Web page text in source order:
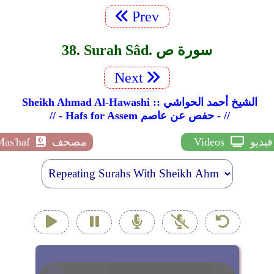
Prev
38. Surah Sâd. سورة ص
Next
Sheikh Ahmad Al-Hawashi :: الشيخ أحمد الحواشي
// - Hafs for Assem حفص عن عاصم - //
مصحف Videos فيديو